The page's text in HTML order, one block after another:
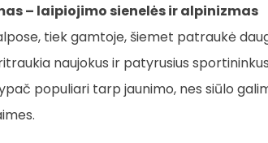
– laipiojimo sienelės ir alpinizmas
tiek gamtoje, šiemet patraukė
naujokus ir patyrusius
populiari tarp jaunimo, nes siūlo